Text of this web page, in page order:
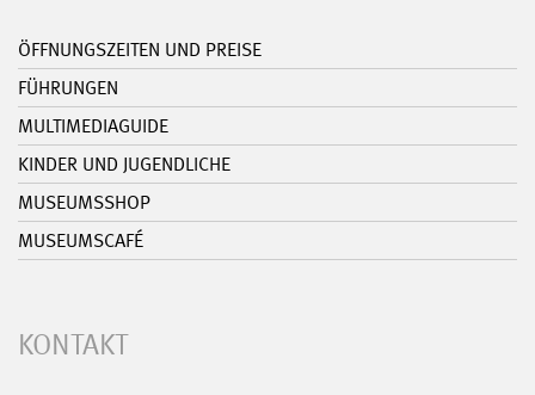
ÖFFNUNGSZEITEN UND PREISE
FÜHRUNGEN
MULTIMEDIAGUIDE
KINDER UND JUGENDLICHE
MUSEUMSSHOP
MUSEUMSCAFÉ
KONTAKT